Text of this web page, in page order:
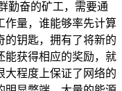
勤奋的矿工，需要通
作量，谁能够率先计算
的钥匙，拥有了将新的
能获得相应的奖励，就
大程度上保证了网络的